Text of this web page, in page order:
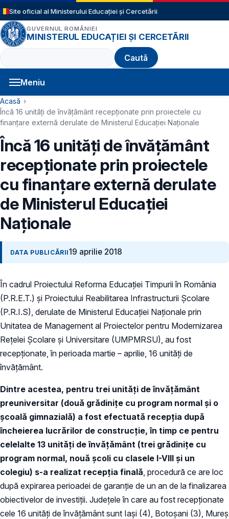
Sari la conținutul principal
Site oficial al Ministerului Educației și Cercetării
GUVERNUL ROMÂNIEI
MINISTERUL EDUCAȚIEI ȘI CERCETĂRII
Caută
Meniu
Navigație principală
Cale de navigare
Acasă
Încă 16 unități de învățământ recepționate prin proiectele cu
finanțare externă derulate de Ministerul Educației Naționale
Încă 16 unități de învățământ
recepționate prin proiectele
cu finanțare externă derulate
de Ministerul Educației
Naționale
DATA PUBLICĂRII19 aprilie 2018
În cadrul Proiectului Reforma Educației Timpurii în România
(P.R.E.T.) și Proiectului Reabilitarea Infrastructurii Școlare
(P.R.I.S), derulate de Ministerul Educației Naționale prin
Unitatea de Management al Proiectelor pentru Modernizarea
Rețelei Școlare și Universitare (UMPMRSU), au fost
recepționate, în perioada martie – aprilie, 16 unități de
învățământ.
Dintre acestea, pentru trei unități de învățământ
preuniversitar (două grădinițe cu program normal și o
școală gimnazială) a fost efectuată recepția după
încheierea lucrărilor de construcție, în timp ce pentru
celelalte 13 unități de învățământ (trei grădinițe cu
program normal, nouă școli cu clasele I-VIII și un
colegiu) s-a realizat recepția finală , procedură ce are loc
după expirarea perioadei de garanție de un an de la finalizarea
obiectivelor de investiții. Județele în care au fost recepționate
cele 16 unități de învățământ sunt Iași (4), Botoșani (3), Mureș